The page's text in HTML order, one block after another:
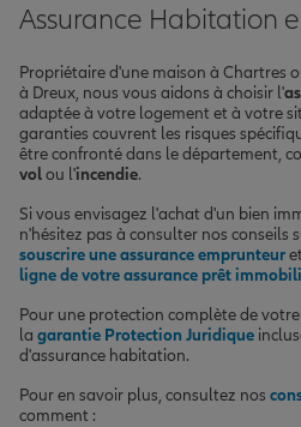
Assurance Habitation
Propriétaire d'une maison à Chartres
à Dreux, nous vous aidons à choisir l'
adaptée à votre logement et à votre
garanties couvrent les risques
être confronté dans le département,
volou l'incendie.
Si vous envisagez l'achat d'un bien
n'hésitez pas à consulter nos conseils
souscrire une assurance emprunteur
ligne de votre assurance prêt
Pour une protection complète de
la garantie Protection Juridique
d'assurance habitation.
Pour en savoir plus, consultez nos
comment :